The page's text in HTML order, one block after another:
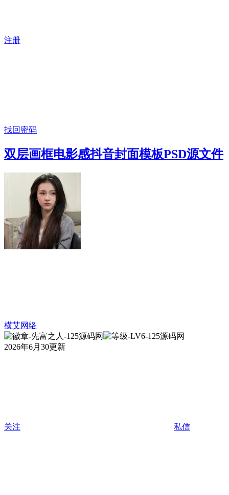
注册
找回密码
双层画框电影感抖音封面模板PSD源文件
横艾网络
2026年6月30更新
关注 私信